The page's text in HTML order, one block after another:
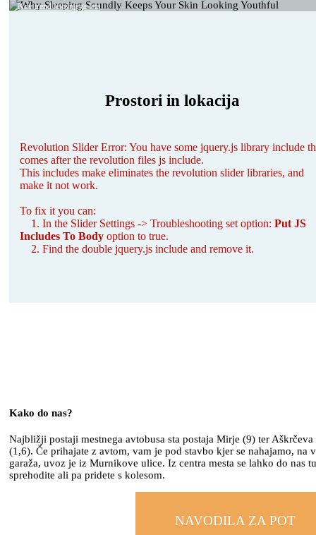
Nov trend letošnjega leta
Prostori in lokacija
Revolution Slider Error: You have some jquery.js library include
comes after the revolution files js include.
This includes make eliminates the revolution slider libraries, and
make it not work.
To fix it you can:
1. In the Slider Settings -> Troubleshooting set option: Put JS
Includes To Body option to true.
2. Find the double jquery.js include and remove it.
Kako do nas?
Najbližji postaji mestnega avtobusa sta postaja Mirje (9) ter Aškrčeva
(1,6). Če prihajate z avtom, vam je pod stavbo kjer se nahajamo, na
garaža, uvoz je iz Murnikove ulice. Iz centra mesta se lahko do nas
sprehodite ali pa pridete s kolesom.
NAVODILA ZA POT